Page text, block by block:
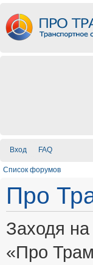
Вход FAQ
Список форумов
Про
Заходя
«Про